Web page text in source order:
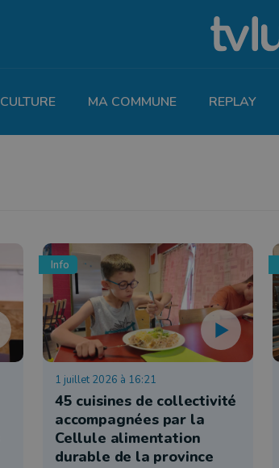
CULTURE MA COMMUNE REPLAY
Info
1 juillet 2026 à 16:21
45 cuisines de collectivité
accompagnées par la
Cellule alimentation
durable de la province